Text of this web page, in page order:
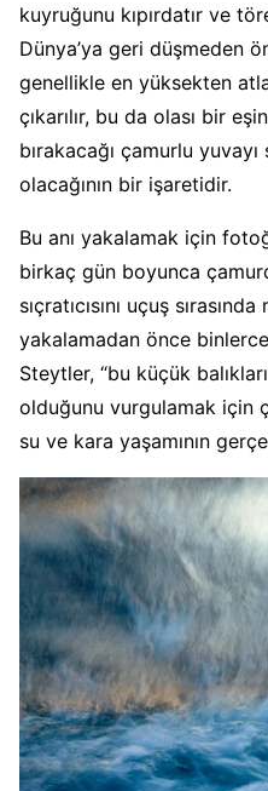
kuyruğunu kıpırdatır ve
Dünya’ya geri düşmeden
genellikle en yüksekten
çıkarılır, bu da olası bir
bırakacağı çamurlu
olacağının bir işaretidir.
Bu anı yakalamak için
birkaç gün boyunca
sıçratıcısını uçuş
yakalamadan önce
Steytler, “bu küçük
olduğunu vurgulamak için
su ve kara yaşamının